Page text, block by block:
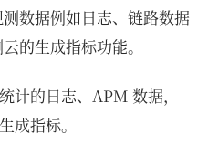
数据例如日志、链路数据
的生成指标功能。
计的日志、APM 数据，
成指标。